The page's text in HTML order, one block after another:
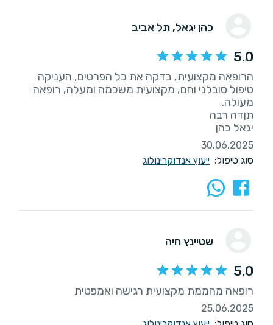
כהן יגאל, תל אביב
5.0
הרופאה מקצועית, בדקה את כל הפרטים, העניקה
טיפול סובלני וחם, מקצועית משכמה ומעלה, רופאה
יגאל כהן
30.06.2025
סוג טיפול: ייעוץ אנדוקרינולוג
שטיינץ חיה
5.0
רופאה מהממת מקצועית רגישה ואמפטית
25.06.2025